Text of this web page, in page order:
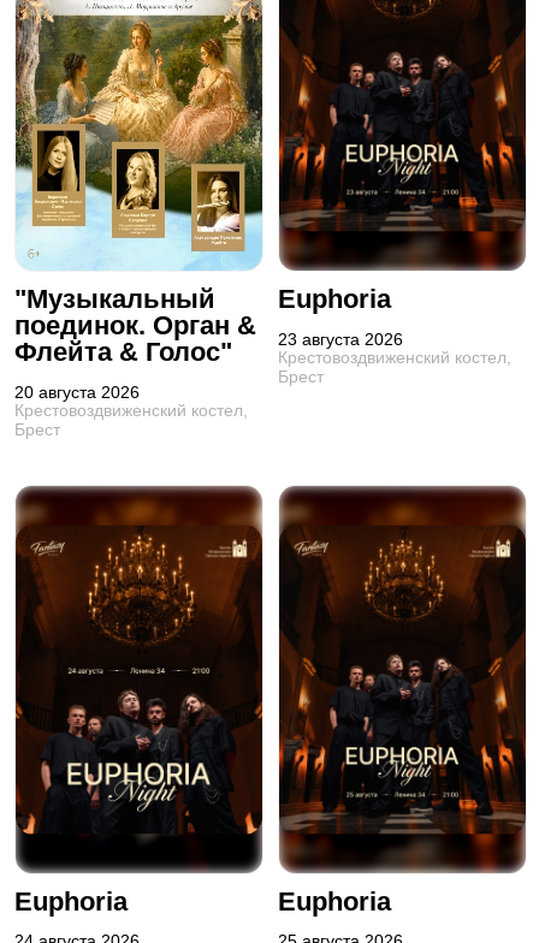
"Музыкальный
поединок. Орган &
Флейта & Голос"
20 августа 2026
Крестовоздвиженский костел,
Брест
Euphoria
23 августа 2026
Крестовоздвиженский костел,
Брест
Euphoria Euphoria